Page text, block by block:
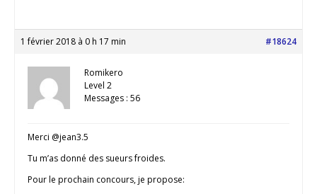
1 février 2018 à 0 h 17 min #18624
Romikero
Level 2
Messages : 56
Merci @jean3.5
Tu m’as donné des sueurs froides.
Pour le prochain concours, je propose: